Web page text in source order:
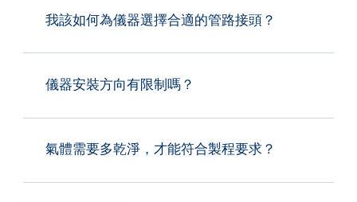
我該如何為儀器選擇合適的管路接頭？
儀器安裝方向有限制嗎？
氣體需要多乾淨，才能符合製程要求？